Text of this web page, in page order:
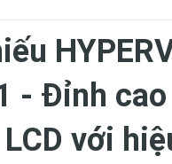
- Đỉnh
với